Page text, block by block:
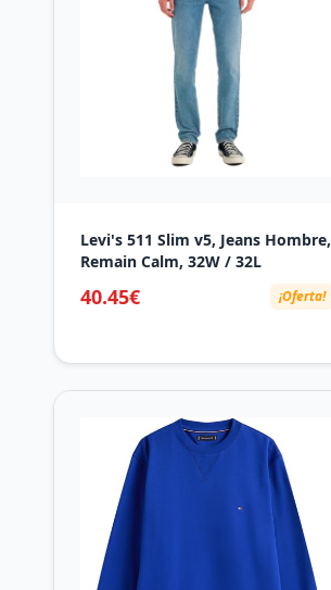
Levi's 511 Slim v5, Jeans Hombre,
Remain Calm, 32W / 32L
40.45€ ¡Oferta!